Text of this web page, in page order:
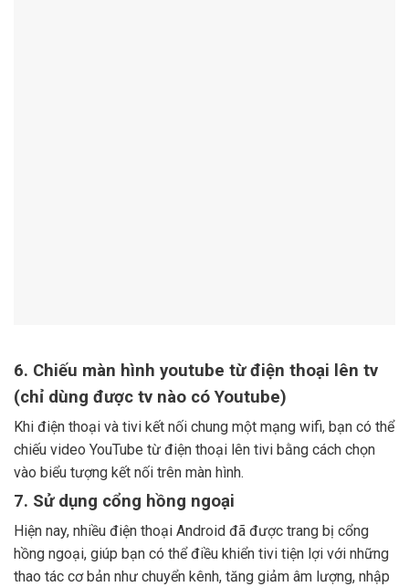
6. Chiếu màn hình youtube từ điện thoại lên tv
(chỉ dùng được tv nào có Youtube)
Khi điện thoại và tivi kết nối chung một mạng wifi, bạn có thể
chiếu video YouTube từ điện thoại lên tivi bằng cách chọn
vào biểu tượng kết nối trên màn hình.
7. Sử dụng cổng hồng ngoại
Hiện nay, nhiều điện thoại Android đã được trang bị cổng
hồng ngoại, giúp bạn có thể điều khiển tivi tiện lợi với những
thao tác cơ bản như chuyển kênh, tăng giảm âm lượng, nhập